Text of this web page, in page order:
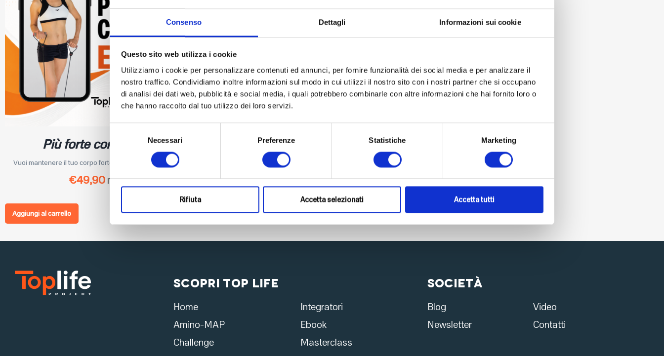
Consenso Dettagli Informazioni sui cookie
Questo sito web utilizza i cookie
Utilizziamo i cookie per personalizzare contenuti ed annunci, per fornire funzionalità dei social media e per analizzare il
nostro traffico. Condividiamo inoltre informazioni sul modo in cui utilizzi il nostro sito con i nostri partner che si occupano
di analisi dei dati web, pubblicità e social media, i quali potrebbero combinarle con altre informazioni che hai fornito loro o
che hanno raccolto dal tuo utilizzo dei loro servizi.
del
Necessari Preferenze Statistiche Marketing
Rifiuta Accetta selezionati Accetta tutti
Più forte con gli elastici
Vuoi mantenere il tuo corpo forte, sano e tonico con allenam...
€49,90 IVA Inclusa
Aggiungi al carrello
Scopri Top Life
Home
Integratori
Amino-MAP
Ebook
Challenge
Masterclass
Società
Blog
Video
Newsletter
Contatti